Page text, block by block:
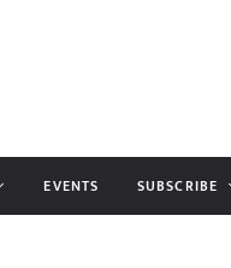
EVENTS SUBSCRIBE